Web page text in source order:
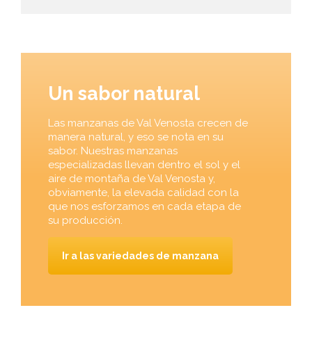
Un sabor natural
Las manzanas de Val Venosta crecen de
manera natural, y eso se nota en su
sabor. Nuestras manzanas
especializadas llevan dentro el sol y el
aire de montaña de Val Venosta y,
obviamente, la elevada calidad con la
que nos esforzamos en cada etapa de
su producción.
Ir a las variedades de manzana